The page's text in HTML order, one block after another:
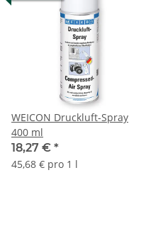
WEICON Druckluft-Spray
400 ml
18,27 € *
45,68 € pro 1 l